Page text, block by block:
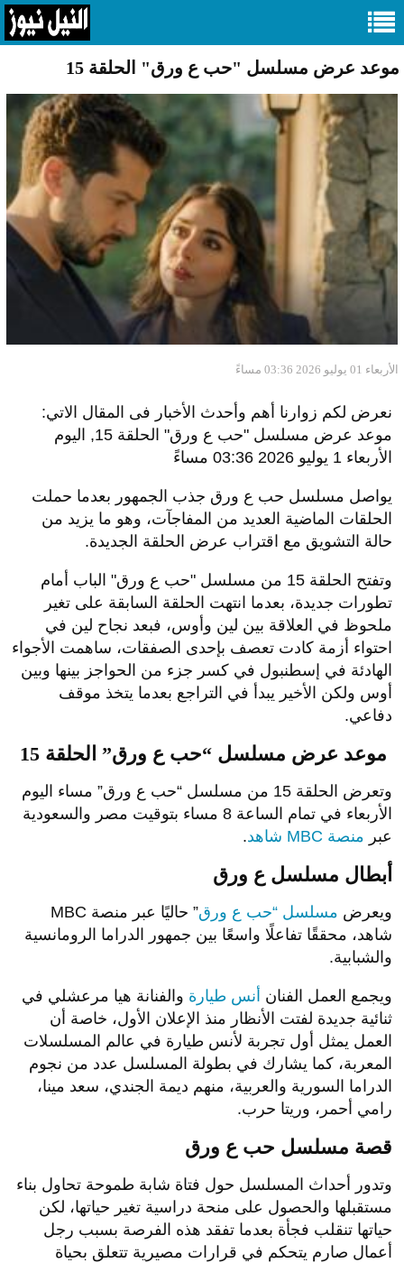
موعد عرض مسلسل "حب ع ورق" الحلقة 15
الأربعاء 01 يوليو 2026 03:36 مساءً
نعرض لكم زوارنا أهم وأحدث الأخبار فى المقال الاتي:
موعد عرض مسلسل "حب ع ورق" الحلقة 15, اليوم
الأربعاء 1 يوليو 2026 03:36 مساءً
يواصل مسلسل حب ع ورق جذب الجمهور بعدما حملت
الحلقات الماضية العديد من المفاجآت، وهو ما يزيد من
حالة التشويق مع اقتراب عرض الحلقة الجديدة.
وتفتح الحلقة 15 من مسلسل "حب ع ورق" الباب أمام
تطورات جديدة، بعدما انتهت الحلقة السابقة على تغير
ملحوظ في العلاقة بين لين وأوس، فبعد نجاح لين في
احتواء أزمة كادت تعصف بإحدى الصفقات، ساهمت الأجواء
الهادئة في إسطنبول في كسر جزء من الحواجز بينها وبين
أوس ولكن الأخير يبدأ في التراجع بعدما يتخذ موقف
دفاعي.
وتعرض الحلقة 15 من مسلسل “حب ع ورق” مساء اليوم
الأربعاء في تمام الساعة 8 مساء بتوقيت مصر والسعودية
عبر منصة MBC شاهد .
أبطال مسلسل ع ورق
ويعرض مسلسل “حب ع ورق
” حاليًا عبر منصة MBC
شاهد، محققًا تفاعلًا واسعًا بين جمهور الدراما الرومانسية
والشبابية.
ويجمع العمل الفنان أنس طيارة والفنانة هيا مرعشلي في
ثنائية جديدة لفتت الأنظار منذ الإعلان الأول، خاصة أن
العمل يمثل أول تجربة لأنس طيارة في عالم المسلسلات
المعربة، كما يشارك في بطولة المسلسل عدد من نجوم
الدراما السورية والعربية، منهم ديمة الجندي، سعد مينا،
رامي أحمر، وريتا حرب.
قصة مسلسل حب ع ورق
وتدور أحداث المسلسل حول فتاة شابة طموحة تحاول بناء
مستقبلها والحصول على منحة دراسية تغير حياتها، لكن
حياتها تنقلب فجأة بعدما تفقد هذه الفرصة بسبب رجل
أعمال صارم يتحكم في قرارات مصيرية تتعلق بحياة